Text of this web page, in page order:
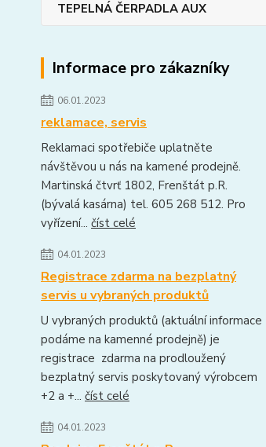
TEPELNÁ ČERPADLA AUX
Informace pro zákazníky
06.01.2023
reklamace, servis
Reklamaci spotřebiče uplatněte
návštěvou u nás na kamené prodejně.
Martinská čtvrť 1802, Frenštát p.R.
(bývalá kasárna) tel. 605 268 512. Pro
vyřízení... číst celé
04.01.2023
Registrace zdarma na bezplatný
servis u vybraných produktů
U vybraných produktů (aktuální informace
podáme na kamenné prodejně) je
registrace zdarma na prodloužený
bezplatný servis poskytovaný výrobcem
+2 a +... číst celé
04.01.2023